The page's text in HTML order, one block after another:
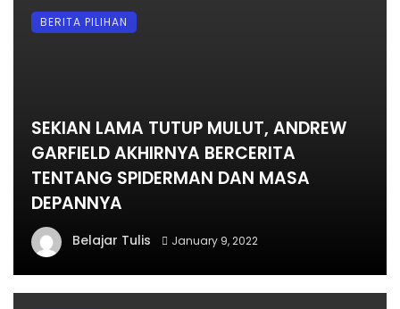
SEKIAN LAMA TUTUP MULUT, ANDREW
GARFIELD AKHIRNYA BERCERITA
TENTANG SPIDERMAN DAN MASA
DEPANNYA
Belajar Tulis January 9, 2022
BERITA PILIHAN